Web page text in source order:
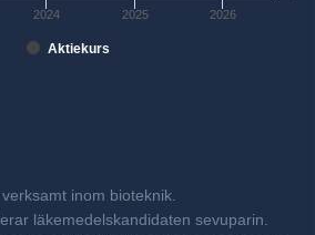
Aktiekurs
2024 2025 2026
inom bioteknik.
läkemedelskandidaten sevuparin.